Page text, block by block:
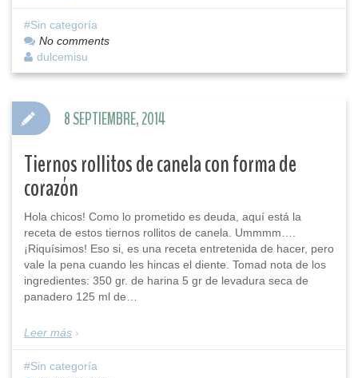
Sin categoría
No comments
dulcemisu
Tiernos rollitos de canela con forma de
corazón
Hola chicos! Como lo prometido es deuda, aquí está la
receta de estos tiernos rollitos de canela. Ummmm….
¡Riquísimos! Eso si, es una receta entretenida de hacer, pero
vale la pena cuando les hincas el diente. Tomad nota de los
ingredientes: 350 gr. de harina 5 gr de levadura seca de
panadero 125 ml de…
Leer más
8 SEPTIEMBRE, 2014
Sin categoría